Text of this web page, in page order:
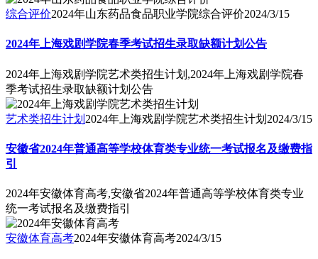
综合评价2024年山东药品食品职业学院综合评价2024/3/15
2024年上海戏剧学院春季考试招生录取缺额计划公告
2024年上海戏剧学院艺术类招生计划,2024年上海戏剧学院春
季考试招生录取缺额计划公告
艺术类招生计划 2024年上海戏剧学院艺术类招生计划 2024/3/15
安徽省2024年普通高等学校体育类专业统一考试报名及缴费指
引
2024年安徽体育高考,安徽省2024年普通高等学校体育类专业
统一考试报名及缴费指引
安徽体育高考2024年安徽体育高考2024/3/15